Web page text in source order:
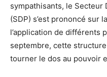
sympathisants, le Secteur
(SDP) s’est prononcé sur
l’application de différents
septembre, cette
tourner le dos au pouvoir